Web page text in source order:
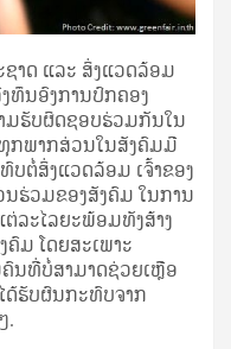
າດ ແລະ ສິ່ງແວດລ້ອມ
ທຶນອົງການປົກຄອງ
ມຮັບຜິດຊອບຮ່ວມກັນໃນ
ກພາກສ່ວນໃນສັງຄົມມີ
ຕໍ່ສິ່ງແວດລ້ອມ ເຈົ້າຂອງ
ນຮ່ວມຂອງສັງຄົມ ໃນການ
ລະໄລຍະພ້ອມທັງສ້າງ
ມ ໂດຍສະເພາະ
ນທີ່ບໍ່ສາມາດຊ່ວຍເຫຼືອ
ດ້ຮັບຜົນກະທົບຈາກ
.